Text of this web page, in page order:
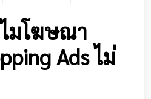
มโฆษณา
Ads ไม่